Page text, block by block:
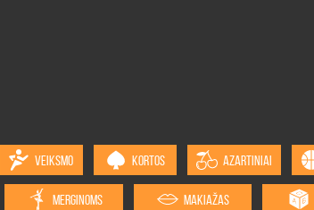
VEIKSMO KORTOS AZARTINIAI
MERGINOMS MAKIAŽAS